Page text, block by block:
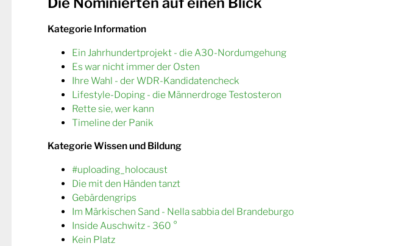
Kategorie Information
Ein Jahrhundertprojekt - die A30-Nordumgehung
Es war nicht immer der Osten
Ihre Wahl - der WDR-Kandidatencheck
Lifestyle-Doping - die Männerdroge Testosteron
Rette sie, wer kann
Timeline der Panik
Kategorie Wissen und Bildung
#uploading_holocaust
Die mit den Händen tanzt
Gebärdengrips
Im Märkischen Sand - Nella sabbia del Brandeburgo
Inside Auschwitz - 360 °
Kein Platz